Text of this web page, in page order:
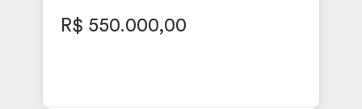
R$ 550.000,00